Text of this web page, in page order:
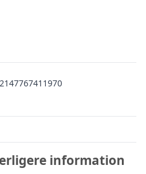
kr. 675,00.
information